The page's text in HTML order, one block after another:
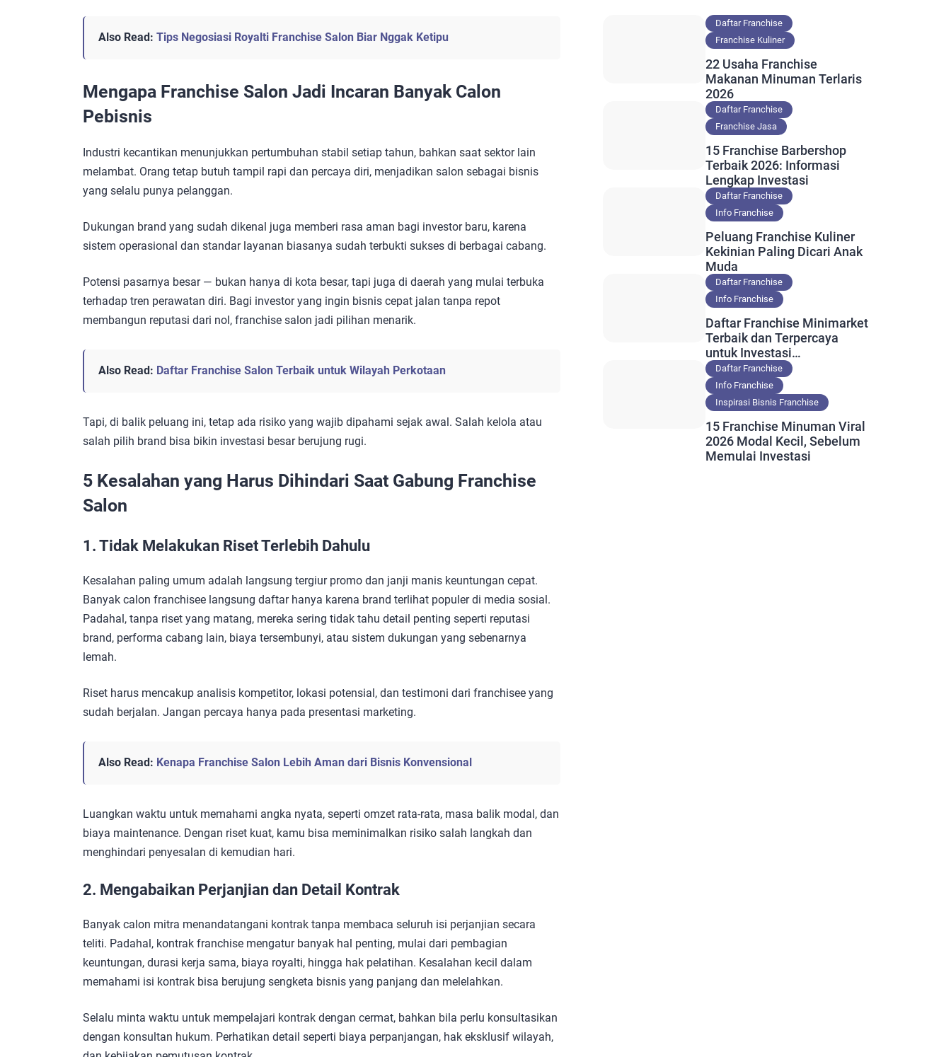
Also Read: Tips Negosiasi Royalti Franchise Salon Biar Nggak Ketipu
Mengapa Franchise Salon Jadi Incaran Banyak Calon
Pebisnis
Industri kecantikan menunjukkan pertumbuhan stabil setiap tahun, bahkan saat sektor lain
melambat. Orang tetap butuh tampil rapi dan percaya diri, menjadikan salon sebagai bisnis
yang selalu punya pelanggan.
Dukungan brand yang sudah dikenal juga memberi rasa aman bagi investor baru, karena
sistem operasional dan standar layanan biasanya sudah terbukti sukses di berbagai cabang.
Potensi pasarnya besar — bukan hanya di kota besar, tapi juga di daerah yang mulai terbuka
terhadap tren perawatan diri. Bagi investor yang ingin bisnis cepat jalan tanpa repot
membangun reputasi dari nol, franchise salon jadi pilihan menarik.
Also Read: Daftar Franchise Salon Terbaik untuk Wilayah Perkotaan
Tapi, di balik peluang ini, tetap ada risiko yang wajib dipahami sejak awal. Salah kelola atau
salah pilih brand bisa bikin investasi besar berujung rugi.
5 Kesalahan yang Harus Dihindari Saat Gabung Franchise
Salon
1. Tidak Melakukan Riset Terlebih Dahulu
Kesalahan paling umum adalah langsung tergiur promo dan janji manis keuntungan cepat.
Banyak calon franchisee langsung daftar hanya karena brand terlihat populer di media sosial.
Padahal, tanpa riset yang matang, mereka sering tidak tahu detail penting seperti reputasi
brand, performa cabang lain, biaya tersembunyi, atau sistem dukungan yang sebenarnya
lemah.
Riset harus mencakup analisis kompetitor, lokasi potensial, dan testimoni dari franchisee yang
sudah berjalan. Jangan percaya hanya pada presentasi marketing.
Also Read: Kenapa Franchise Salon Lebih Aman dari Bisnis Konvensional
Luangkan waktu untuk memahami angka nyata, seperti omzet rata-rata, masa balik modal, dan
biaya maintenance. Dengan riset kuat, kamu bisa meminimalkan risiko salah langkah dan
menghindari penyesalan di kemudian hari.
2. Mengabaikan Perjanjian dan Detail Kontrak
Banyak calon mitra menandatangani kontrak tanpa membaca seluruh isi perjanjian secara
teliti. Padahal, kontrak franchise mengatur banyak hal penting, mulai dari pembagian
keuntungan, durasi kerja sama, biaya royalti, hingga hak pelatihan. Kesalahan kecil dalam
memahami isi kontrak bisa berujung sengketa bisnis yang panjang dan melelahkan.
Selalu minta waktu untuk mempelajari kontrak dengan cermat, bahkan bila perlu konsultasikan
dengan konsultan hukum. Perhatikan detail seperti biaya perpanjangan, hak eksklusif wilayah,
Daftar Franchise
Franchise Kuliner
22 Usaha Franchise
Makanan Minuman Terlaris
2026
Daftar Franchise
Franchise Jasa
15 Franchise Barbershop
Terbaik 2026: Informasi
Lengkap Investasi
Daftar Franchise
Info Franchise
Peluang Franchise Kuliner
Kekinian Paling Dicari Anak
Muda
Daftar Franchise
Info Franchise
Daftar Franchise Minimarket
Terbaik dan Terpercaya
untuk Investasi
Menguntungkan
Daftar Franchise
Info Franchise
Inspirasi Bisnis Franchise
15 Franchise Minuman Viral
2026 Modal Kecil, Sebelum
Memulai Investasi